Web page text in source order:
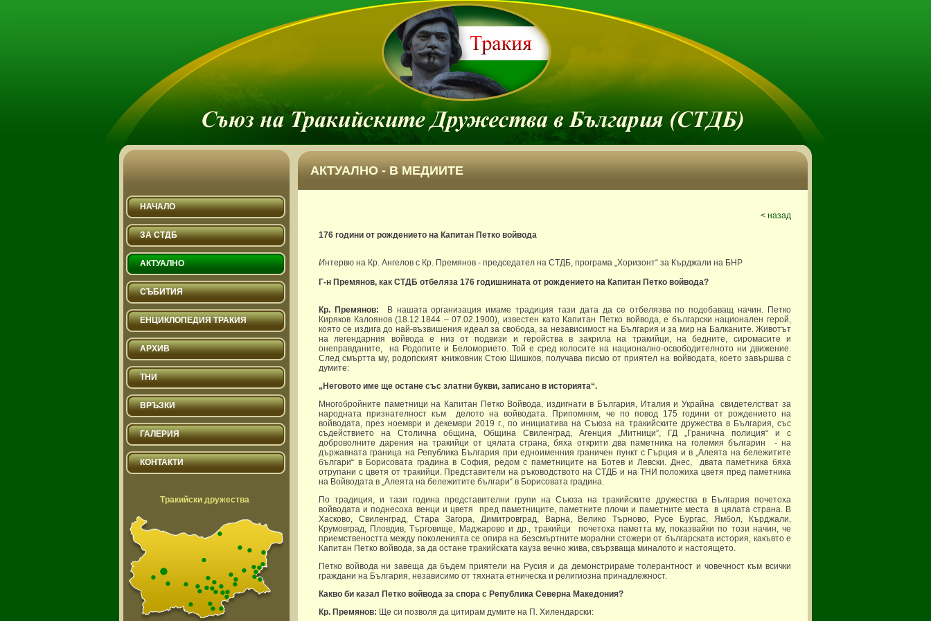
АКТУАЛНО - В МЕДИИТЕ
НАЧАЛО
ЗА СТДБ
АКТУАЛНО
СЪБИТИЯ
ЕНЦИКЛОПЕДИЯ ТРАКИЯ
АРХИВ
ТНИ
ВРЪЗКИ
ГАЛЕРИЯ
КОНТАКТИ
Тракийски дружества
< назад
176 години от рождението на Капитан Петко войвода
Интервю на Кр. Ангелов с Кр. Премянов - председател на СТДБ, програма „Хоризонт“ за Кърджали на БНР
Г-н Премянов, как СТДБ отбеляза 176 годишнината от рождението на Капитан Петко войвода?
Кр. Премянов:
В нашата организация имаме традиция тази дата да се отбелязва по подобаващ начин. Петко
Киряков Калоянов (18.12.1844 – 07.02.1900), известен като Капитан Петко войвода, е български национален герой,
която се издига до най-възвишения идеал за свобода, за независимост на България и за мир на Балканите. Животът
на легендарния войвода е низ от подвизи и геройства в закрила на тракийци, на бедните, сиромасите и
онеправданите, на Родопите и Беломорието. Той е сред колосите на национално-освободителното ни движение.
След смъртта му, родопският книжовник Стою Шишков, получава писмо от приятел на войводата, което завършва с
думите:
„Неговото име ще остане със златни букви, записано в историята“.
Многобройните паметници на Капитан Петко Войвода, издигнати в България, Италия и Украйна свидетелстват за
народната признателност към делото на войводата. Припомням, че по повод 175 години от рождението на
войводата, през ноември и декември 2019 г., по инициатива на Съюза на тракийските дружества в България, със
съдействието на Столична община, Община Свиленград, Агенция „Митници”, ГД „Гранична полиция“ и с
доброволните дарения на тракийци от цялата страна, бяха открити два паметника на големия българин - на
държавната граница на Република България при едноименния граничен пункт с Гърция и в „Алеята на бележитите
българи“ в Борисовата градина в София, редом с паметниците на Ботев и Левски. Днес, двата паметника бяха
отрупани с цветя от тракийци. Представители на ръководството на СТДБ и на ТНИ положиха цветя пред паметника
на Войводата в „Алеята на бележитите българи“ в Борисовата градина.
По традиция, и тази година представителни групи на Съюза на тракийските дружества в България почетоха
войводата и поднесоха венци и цветя пред паметниците, паметните плочи и паметните места в цялата страна. В
Хасково, Свиленград, Стара Загора, Димитровград, Варна, Велико Търново, Русе Бургас, Ямбол, Кърджали,
Крумовград, Пловдив, Търговище, Маджарово и др., тракийци почетоха паметта му, показвайки по този начин, че
приемствеността между поколенията се опира на безсмъртните морални стожери от българската история, какъвто е
Капитан Петко войвода, за да остане тракийската кауза вечно жива, свързваща миналото и настоящето.
Петко войвода ни завеща да бъдем приятели на Русия и да демонстрираме толерантност и човечност към всички
граждани на България, независимо от тяхната етническа и религиозна принадлежност.
Какво би казал Петко войвода за спора с Република Северна Македония?
Кр. Премянов: Ще си позволя да цитирам думите на П. Хилендарски: